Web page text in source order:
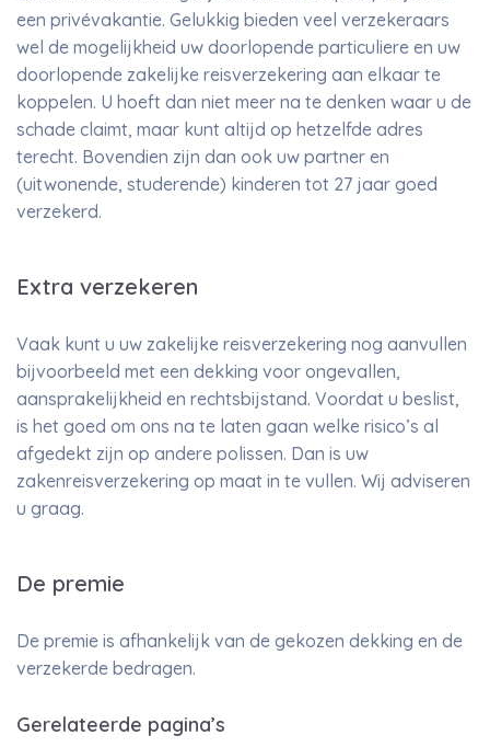
een privévakantie. Gelukkig bieden veel verzekeraars
wel de mogelijkheid uw doorlopende particuliere en uw
doorlopende zakelijke reisverzekering aan elkaar te
koppelen. U hoeft dan niet meer na te denken waar u de
schade claimt, maar kunt altijd op hetzelfde adres
terecht. Bovendien zijn dan ook uw partner en
(uitwonende, studerende) kinderen tot 27 jaar goed
verzekerd.
Extra verzekeren
Vaak kunt u uw zakelijke reisverzekering nog aanvullen
bijvoorbeeld met een dekking voor ongevallen,
aansprakelijkheid en rechtsbijstand. Voordat u beslist,
is het goed om ons na te laten gaan welke risico’s al
afgedekt zijn op andere polissen. Dan is uw
zakenreisverzekering op maat in te vullen. Wij adviseren
u graag.
De premie
De premie is afhankelijk van de gekozen dekking en de
verzekerde bedragen.
Gerelateerde pagina’s